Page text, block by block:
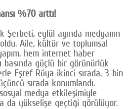
%70 arttı!
Şerbeti, eylül ayında medyanın
Aile, kültür ve toplumsal
hem internet haber
basında güçlü bir görünürlük
Eşref Rüya ikinci sırada, 3 bin
sırada konumlandı.
medya etkileşimiyle
da yükselişe geçtiği görülüyor.